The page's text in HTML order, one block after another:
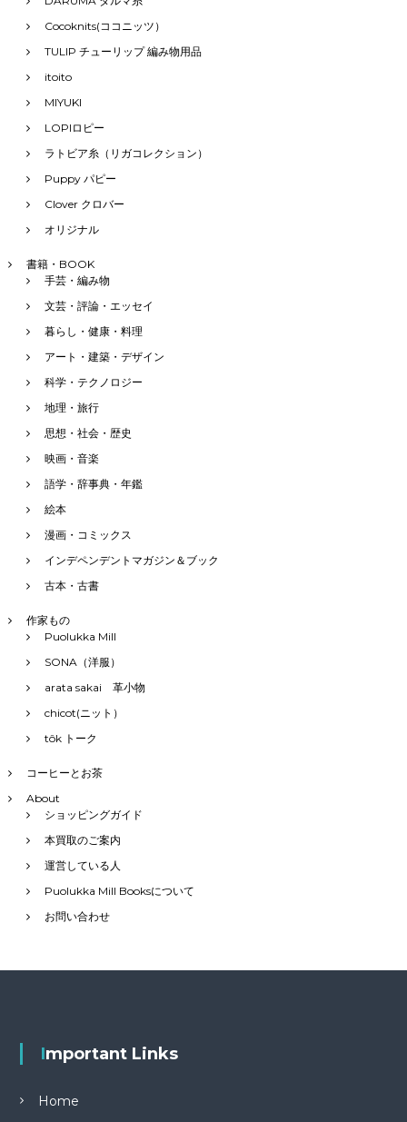
Cocoknits(ココニッツ）
TULIP チューリップ 編み物用品
itoito
MIYUKI
LOPIロピー
ラトビア糸（リガコレクション）
Puppy パピー
Clover クロバー
オリジナル
書籍・BOOK
手芸・編み物
文芸・評論・エッセイ
暮らし・健康・料理
アート・建築・デザイン
科学・テクノロジー
地理・旅行
思想・社会・歴史
映画・音楽
語学・辞事典・年鑑
絵本
漫画・コミックス
インデペンデントマガジン＆ブック
古本・古書
作家もの
Puolukka Mill
SONA（洋服）
arata sakai 革小物
chicot(ニット）
tôk トーク
コーヒーとお茶
About
ショッピングガイド
本買取のご案内
運営している人
Puolukka Mill Booksについて
お問い合わせ
Important Links
Home